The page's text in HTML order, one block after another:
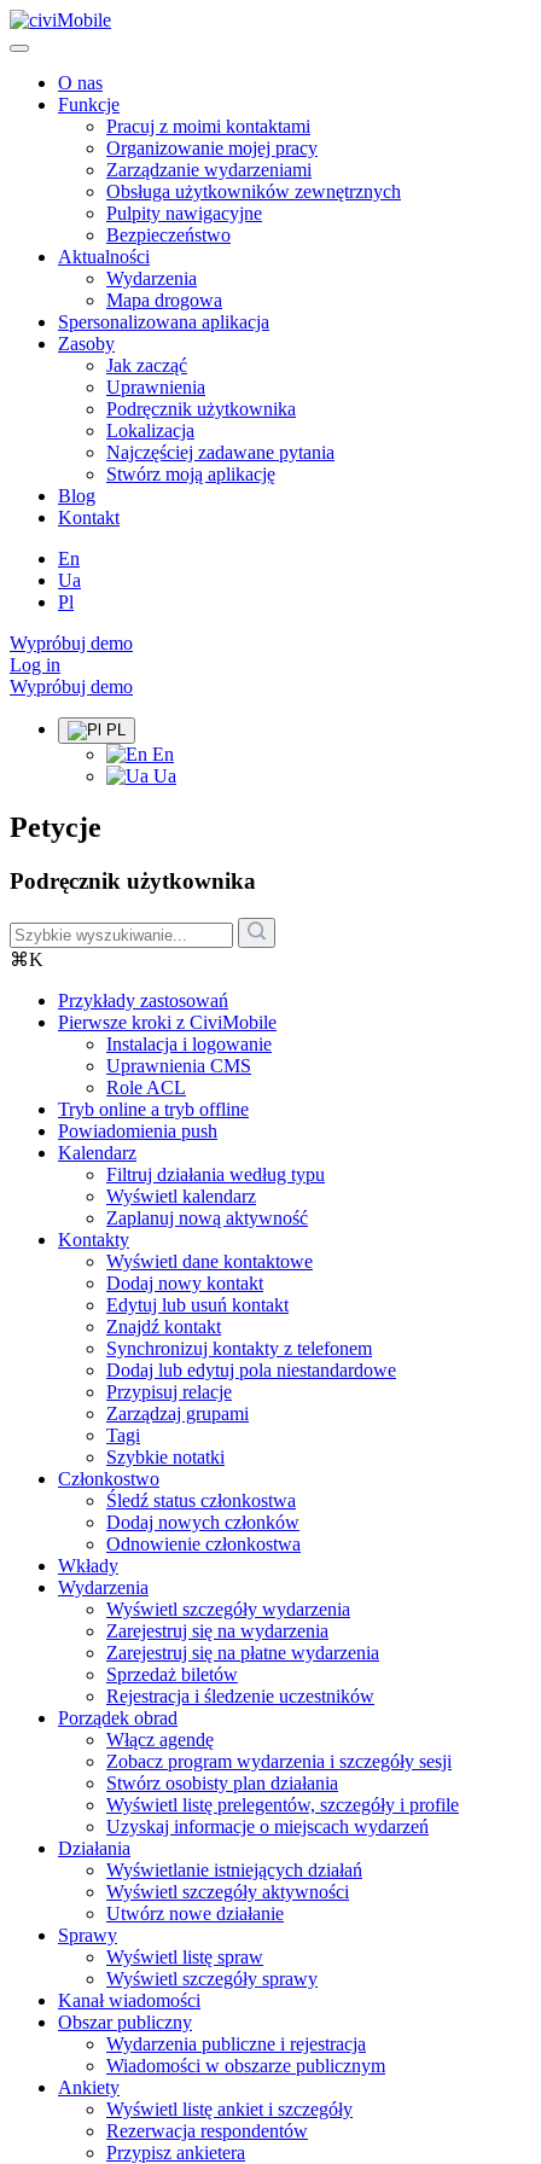
O nas
Funkcje
Pracuj z moimi kontaktami
Organizowanie mojej pracy
Zarządzanie wydarzeniami
Obsługa użytkowników zewnętrznych
Pulpity nawigacyjne
Bezpieczeństwo
Aktualności
Wydarzenia
Mapa drogowa
Spersonalizowana aplikacja
Zasoby
Jak zacząć
Uprawnienia
Podręcznik użytkownika
Lokalizacja
Najczęściej zadawane pytania
Stwórz moją aplikację
Blog
Kontakt
En
Ua
Pl
Wypróbuj demo
Log in
Wypróbuj demo
PL
En
Ua
Petycje
Podręcznik użytkownika
⌘K
Przykłady zastosowań
Pierwsze kroki z CiviMobile
Instalacja i logowanie
Uprawnienia CMS
Role ACL
Tryb online a tryb offline
Powiadomienia push
Kalendarz
Filtruj działania według typu
Wyświetl kalendarz
Zaplanuj nową aktywność
Kontakty
Wyświetl dane kontaktowe
Dodaj nowy kontakt
Edytuj lub usuń kontakt
Znajdź kontakt
Synchronizuj kontakty z telefonem
Dodaj lub edytuj pola niestandardowe
Przypisuj relacje
Zarządzaj grupami
Tagi
Szybkie notatki
Członkostwo
Śledź status członkostwa
Dodaj nowych członków
Odnowienie członkostwa
Wkłady
Wydarzenia
Wyświetl szczegóły wydarzenia
Zarejestruj się na wydarzenia
Zarejestruj się na płatne wydarzenia
Sprzedaż biletów
Rejestracja i śledzenie uczestników
Porządek obrad
Włącz agendę
Zobacz program wydarzenia i szczegóły sesji
Stwórz osobisty plan działania
Wyświetl listę prelegentów, szczegóły i profile
Uzyskaj informacje o miejscach wydarzeń
Działania
Wyświetlanie istniejących działań
Wyświetl szczegóły aktywności
Utwórz nowe działanie
Sprawy
Wyświetl listę spraw
Wyświetl szczegóły sprawy
Kanał wiadomości
Obszar publiczny
Wydarzenia publiczne i rejestracja
Wiadomości w obszarze publicznym
Ankiety
Wyświetl listę ankiet i szczegóły
Rezerwacja respondentów
Przypisz ankietera